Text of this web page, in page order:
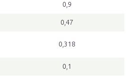
0,9
0,47
0,318
0,1